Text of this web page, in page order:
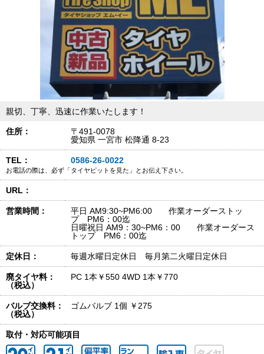
親切、丁寧、迅速に作業いたします！
住所：
〒491-0078
愛知県 一宮市 松降通 8-23
TEL： 0586-26-0022
お電話の際は、必ず「タイヤピットを見た」とお伝え下さい。
URL：
営業時間：
平日 AM9:30~PM6:00 作業オーダーストッ
プ PM6：00迄
日曜祝日 AM9：30~PM6：00 作業オーダース
トップ PM6：00迄
定休日： 毎週水曜日定休日 毎月第二火曜日定休日
廃タイヤ料：
（税込）
PC 1本￥550 4WD 1本￥770
バルブ交換料：
（税込）
ゴムバルブ 1個 ￥275
取付・対応可能項目